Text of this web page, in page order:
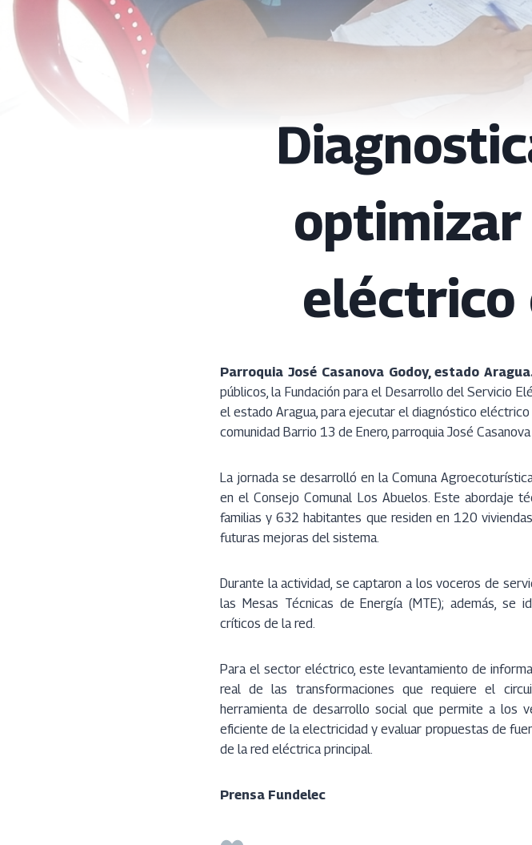
eléctrico
Parroquia José Casanova Godoy, estado
públicos, la Fundación para el Desarrollo del Servicio
el estado Aragua, para ejecutar el diagnóstico
comunidad Barrio 13 de Enero, parroquia José Casanova
La jornada se desarrolló en la Comuna
en el Consejo Comunal Los Abuelos. Este abordaje
familias y 632 habitantes que residen en 120
futuras mejoras del sistema.
Durante la actividad, se captaron a los voceros de
las Mesas Técnicas de Energía (MTE); además, se
críticos de la red.
Para el sector eléctrico, este levantamiento de
real de las transformaciones que requiere el
herramienta de desarrollo social que permite a los
eficiente de la electricidad y evaluar propuestas de
de la red eléctrica principal.
Prensa Fundelec